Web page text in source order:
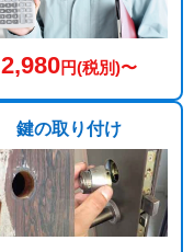
2,980円(税別)〜
鍵の取り付け